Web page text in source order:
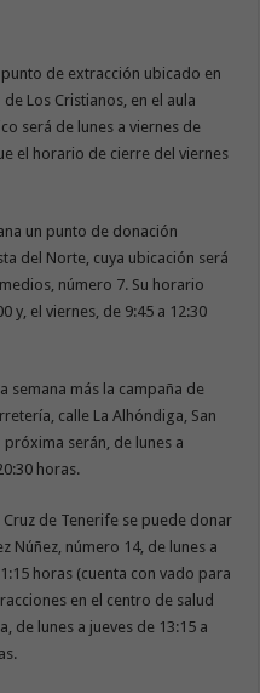
de extracción ubicado en
Los Cristianos, en el aula
será de lunes a viernes de
el horario de cierre del viernes
un punto de donación
del Norte, cuya ubicación será
número 7. Su horario
y, el viernes, de 9:45 a 12:30
semana más la campaña de
calle La Alhóndiga, San
serán, de lunes a
horas.
de Tenerife se puede donar
Núñez, número 14, de lunes a
horas (cuenta con vado para
en el centro de salud
de lunes a jueves de 13:15 a